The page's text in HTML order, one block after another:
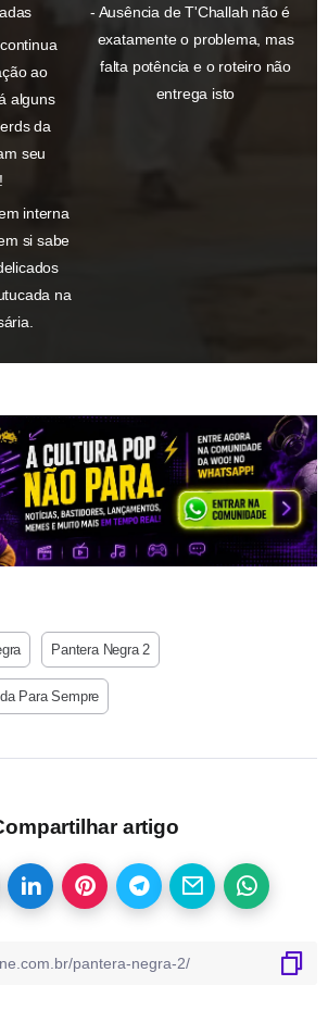
ao
alguns
da
seu
interna
si sabe
na
Ausência de T'Challah não é
exatamente o problema, mas
falta potência e o roteiro não
entrega isto
Pantera Negra 2
Para Sempre
artigo